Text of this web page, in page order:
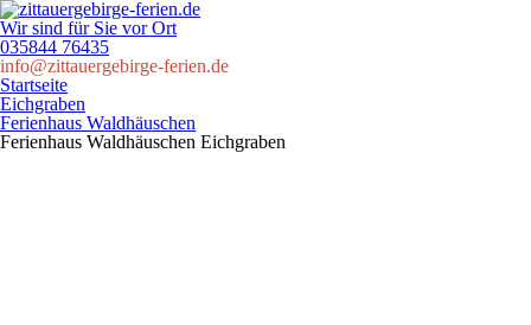
Wir sind für Sie vor Ort
035844 76435
info@zittauergebirge-ferien.de
Startseite
Eichgraben
Ferienhaus Waldhäuschen
Ferienhaus Waldhäuschen Eichgraben